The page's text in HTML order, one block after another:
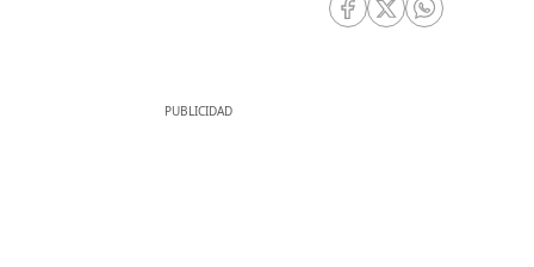
RRSS Facebook
RRSS Twitter
RRSS